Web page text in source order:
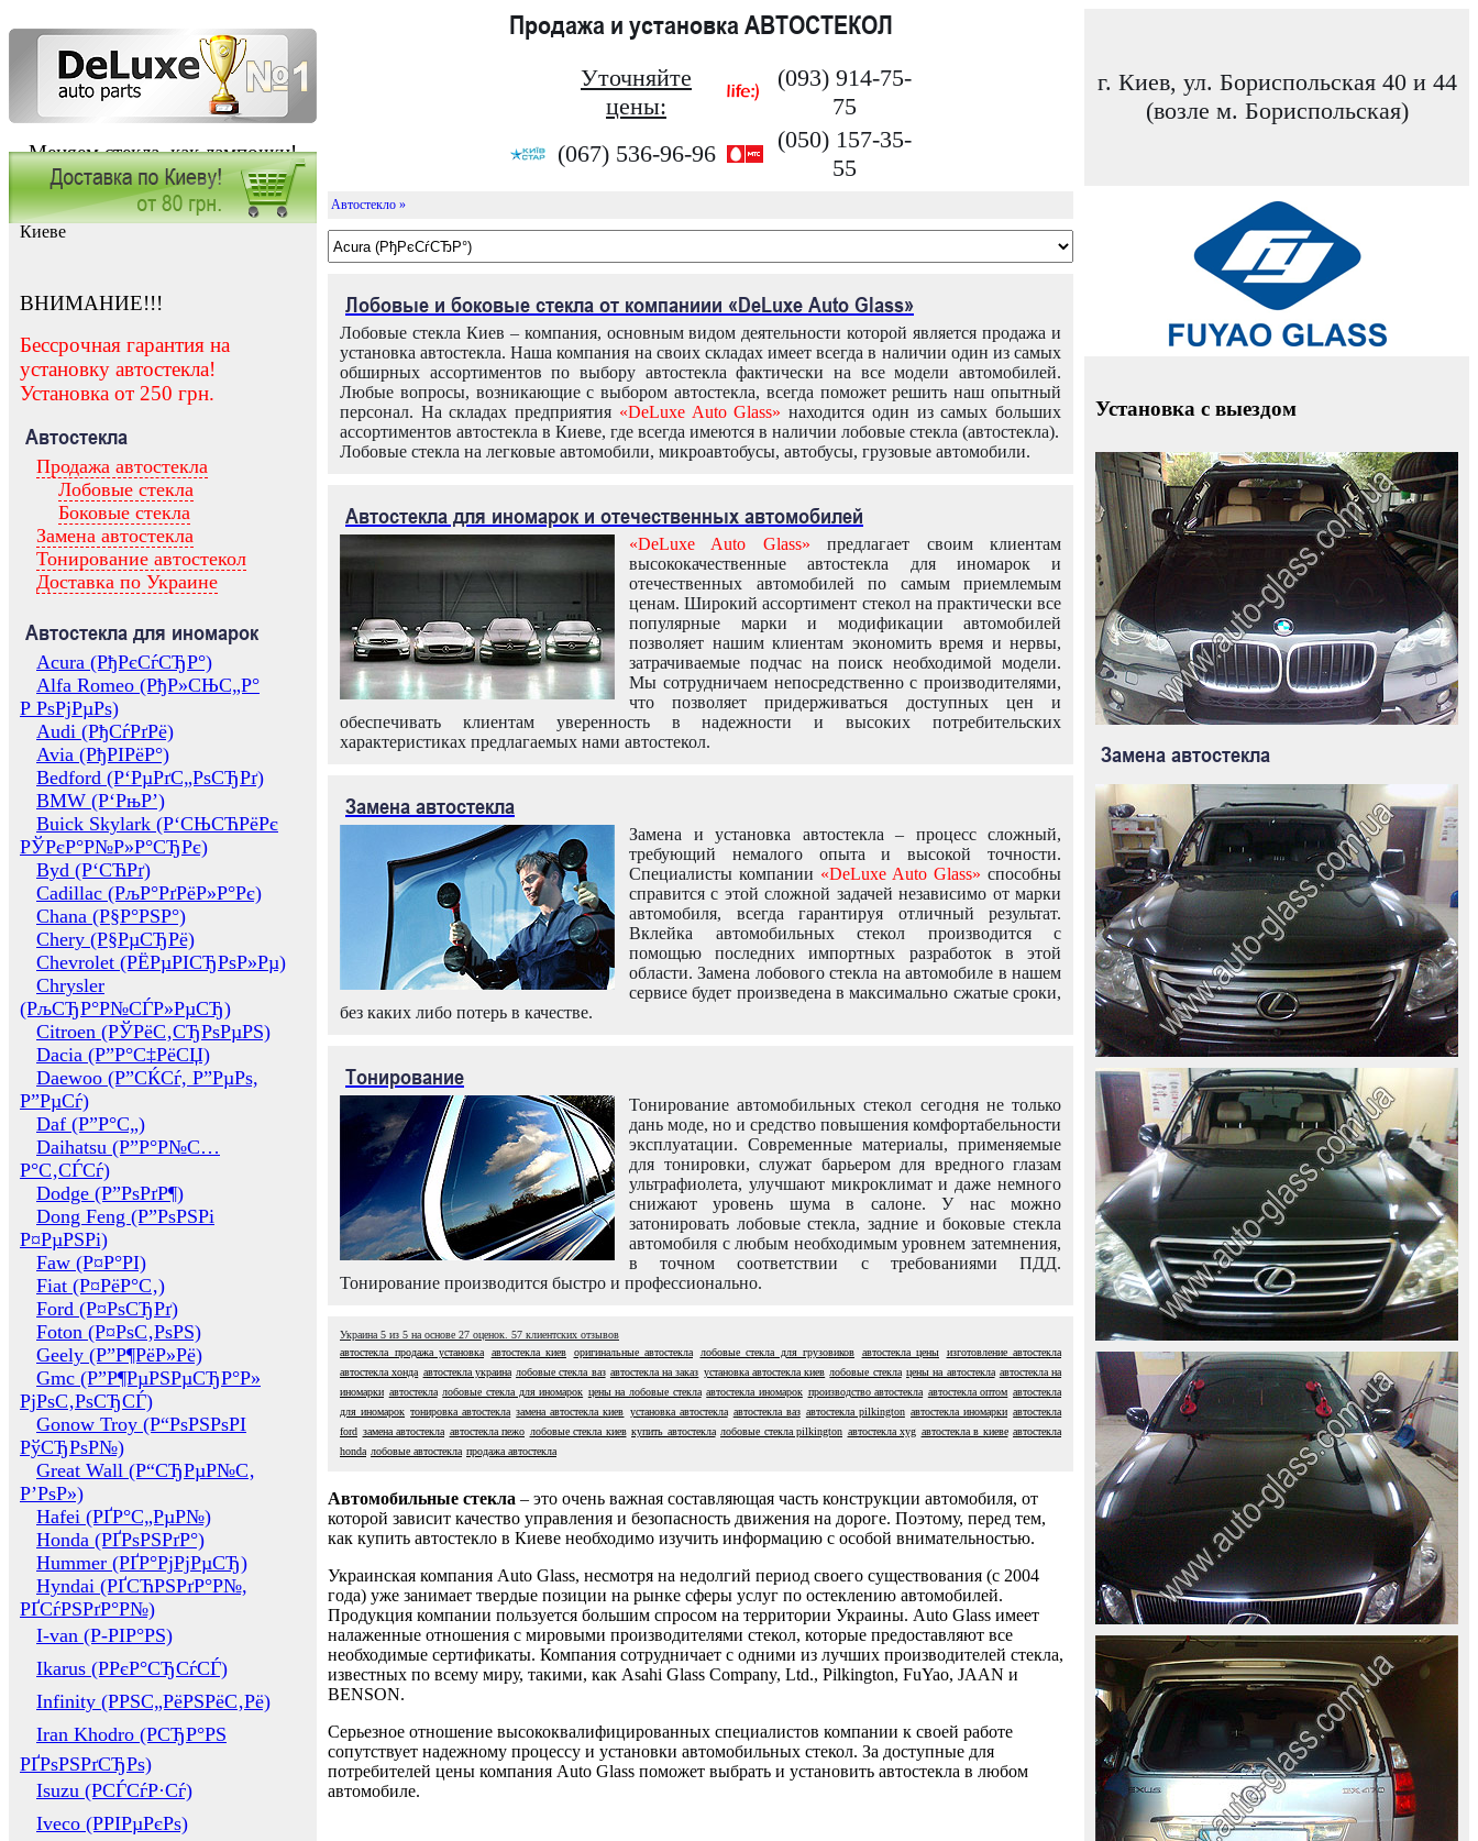
Меняем стекла, как лампочки!
Продажа и установка АВТОСТЕКОЛ
Уточняйте
цены:
(093) 914-75-
75
(067) 536-96-96
(050) 157-35-
55
г. Киев, ул. Бориспольская 40 и 44
(возле м. Бориспольская)
Заказать установку автостекла в
Киеве
ВНИМАНИЕ!!!
Бессрочная гарантия на
установку автостекла!
Установка от 250 грн.
Автостекла
Продажа автостекла
Лобовые стекла
Боковые стекла
Замена автостекла
Тонирование автостекол
Доставка по Украине
Автостекла для иномарок
Acura (РђРєСѓСЂР°)
Alfa Romeo (РђР»СЊС„Р°
Р РѕРјРµРѕ)
Audi (РђСѓРґРё)
Avia (РђРІРёР°)
Bedford (Р‘РµРґС„РѕСЂРґ)
BMW (Р‘РњР’)
Buick Skylark (Р‘СЊСЋРёРє
РЎРєР°Р№Р»Р°СЂРє)
Byd (Р‘СЋРґ)
Cadillac (РљР°РґРёР»Р°Рє)
Chana (Р§Р°РЅР°)
Chery (Р§РµСЂРё)
Chevrolet (РЁРµРІСЂРѕР»Рµ)
Chrysler
(РљСЂР°Р№СЃР»РµСЂ)
Citroen (РЎРёС‚СЂРѕРµРЅ)
Dacia (Р”Р°С‡РёСЏ)
Daewoo (Р”СЌСѓ, Р”РµРѕ,
Р”РµСѓ)
Daf (Р”Р°С„)
Daihatsu (Р”Р°Р№С…
Р°С‚СЃСѓ)
Dodge (Р”РѕРґР¶)
Dong Feng (Р”РѕРЅРі
Р¤РµРЅРі)
Faw (Р¤Р°РІ)
Fiat (Р¤РёР°С‚)
Ford (Р¤РѕСЂРґ)
Foton (Р¤РѕС‚РѕРЅ)
Geely (Р”Р¶РёР»Рё)
Gmc (Р”Р¶РµРЅРµСЂР°Р»
РјРѕС‚РѕСЂСЃ)
Gonow Troy (Р“РѕРЅРѕРІ
РўСЂРѕР№)
Great Wall (Р“СЂРµР№С‚
Р’РѕР»)
Hafei (РҐР°С„РµР№)
Honda (РҐРѕРЅРґР°)
Hummer (РҐР°РјРјРµСЂ)
Hyndai (РҐСЋРЅРґР°Р№,
РҐСѓРЅРґР°Р№)
I-van (Р-РІР°РЅ)
Ikarus (РРєР°СЂСѓСЃ)
Infinity (РРЅС„РёРЅРёС‚Рё)
Iran Khodro (РСЂР°РЅ
РҐРѕРЅРґСЂРѕ)
Isuzu (РСЃСѓР·Сѓ)
Iveco (РРІРµРєРѕ)
Автостекло »
Лобовые и боковые стекла от компаниии «DeLuxe Auto Glass»
Лобовые стекла Киев – компания, основным видом деятельности которой является продажа и
установка автостекла. Наша компания на своих складах имеет всегда в наличии один из самых
обширных ассортиментов по выбору автостекла фактически на все модели автомобилей.
Любые вопросы, возникающие с выбором автостекла, всегда поможет решить наш опытный
персонал. На складах предприятия «DeLuxe Auto Glass» находится один из самых больших
ассортиментов автостекла в Киеве, где всегда имеются в наличии лобовые стекла (автостекла).
Лобовые стекла на легковые автомобили, микроавтобусы, автобусы, грузовые автомобили.
Автостекла для иномарок и отечественных автомобилей
«DeLuxe Auto Glass» предлагает своим клиентам
высококачественные автостекла для иномарок и
отечественных автомобилей по самым приемлемым
ценам. Широкий ассортимент стекол на практически все
популярные марки и модификации автомобилей
позволяет нашим клиентам экономить время и нервы,
затрачиваемые подчас на поиск необходимой модели.
Мы сотрудничаем непосредственно с производителями,
что позволяет придерживаться доступных цен и
обеспечивать клиентам уверенность в надежности и высоких потребительских
характеристиках предлагаемых нами автостекол.
Замена автостекла
Замена и установка автостекла – процесс сложный,
требующий немалого опыта и высокой точности.
Специалисты компании «DeLuxe Auto Glass» способны
справится с этой сложной задачей независимо от марки
автомобиля, всегда гарантируя отличный результат.
Вклейка автомобильных стекол производится с
помощью последних импортных разработок в этой
области. Замена лобового стекла на автомобиле в нашем
сервисе будет произведена в максимально сжатые сроки,
без каких либо потерь в качестве.
Тонирование
Тонирование автомобильных стекол сегодня не только
дань моде, но и средство повышения комфортабельности
эксплуатации. Современные материалы, применяемые
для тонировки, служат барьером для вредного глазам
ультрафиолета, улучшают микроклимат и даже немного
снижают уровень шума в салоне. У нас можно
затонировать лобовые стекла, задние и боковые стекла
автомобиля с любым необходимым уровнем затемнения,
в точном соответствии с требованиями ПДД.
Тонирование производится быстро и профессионально.
Украина 5 из 5 на основе 27 оценок. 57 клиентских отзывов
автостекла продажа установка
автостекла киев оригинальные автостекла лобовые стекла для грузовиков автостекла цены
изготовление автостекла
автостекла хонда автостекла украина лобовые стекла ваз автостекла на заказ установка автостекла киев лобовые стекла цены на автостекла автостекла на
иномарки автостекла лобовые стекла для иномарок цены на лобовые стекла автостекла иномарок производство автостекла автостекла оптом автостекла
для иномарок тонировка автостекла замена автостекла киев установка автостекла автостекла ваз автостекла pilkington автостекла иномарки автостекла
ford замена автостекла автостекла пежо лобовые стекла киев купить автостекла лобовые стекла pilkington автостекла xyg автостекла в киеве автостекла
honda лобовые автостекла продажа автостекла
Автомобильные стекла – это очень важная составляющая часть конструкции автомобиля, от
которой зависит качество управления и безопасность движения на дороге. Поэтому, перед тем,
как купить автостекло в Киеве необходимо изучить информацию с особой внимательностью.
Украинская компания Auto Glass, несмотря на недолгий период своего существования (с 2004
года) уже занимает твердые позиции на рынке сферы услуг по остеклению автомобилей.
Продукция компании пользуется большим спросом на территории Украины. Auto Glass имеет
налаженные отношения с мировыми производителями стекол, которые предоставляют все
необходимые сертификаты. Компания сотрудничает с одними из лучших производителей стекла,
известных по всему миру, такими, как Asahi Glass Company, Ltd., Pilkington, FuYao, JAAN и
BENSON.
Серьезное отношение высококвалифицированных специалистов компании к своей работе
сопутствует надежному процессу и установки автомобильных стекол. За доступные для
потребителей цены компания Auto Glass поможет выбрать и установить автостекла в любом
автомобиле.
Установка с выездом
Замена автостекла